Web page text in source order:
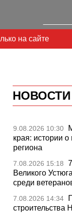
на сайте
НОВОСТИ
9.08.2026 10:30
края: истории
региона
7.08.2026 15:18
Великого
среди
7.08.2026 14:34
строительства